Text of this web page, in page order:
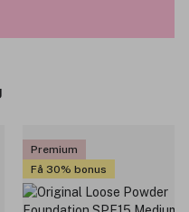
Premium
Få 30% bonus